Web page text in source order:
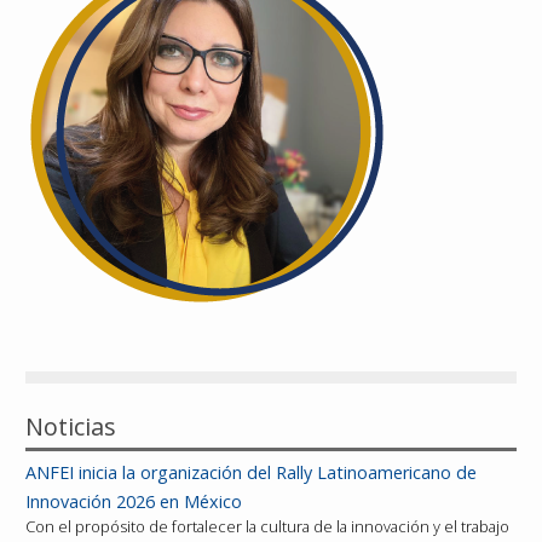
Reconocimientos
Publicaciones
Afiliación
Noticias
ANFEI inicia la organización del Rally Latinoamericano de
Innovación 2026 en México
Con el propósito de fortalecer la cultura de la innovación y el trabajo